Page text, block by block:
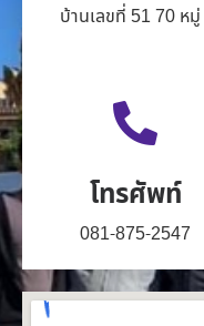
บ้านเลขที่ 51 70 ห
โทรศัพท์
081-875-2547